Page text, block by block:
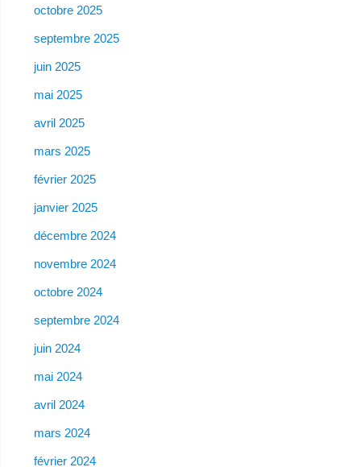
octobre 2025
septembre 2025
juin 2025
mai 2025
avril 2025
mars 2025
février 2025
janvier 2025
décembre 2024
novembre 2024
octobre 2024
septembre 2024
juin 2024
mai 2024
avril 2024
mars 2024
février 2024